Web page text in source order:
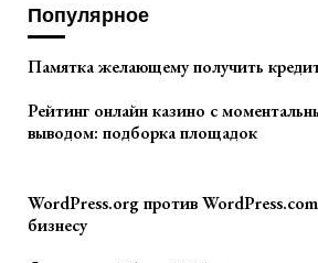
Популярное
Памятка желающему получить
Рейтинг онлайн казино с
выводом: подборка площадок
WordPress.org против
бизнесу